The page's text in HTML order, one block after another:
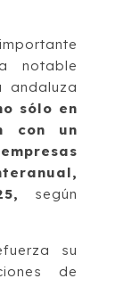
notable
andaluza
sólo en
con un
según
su
de